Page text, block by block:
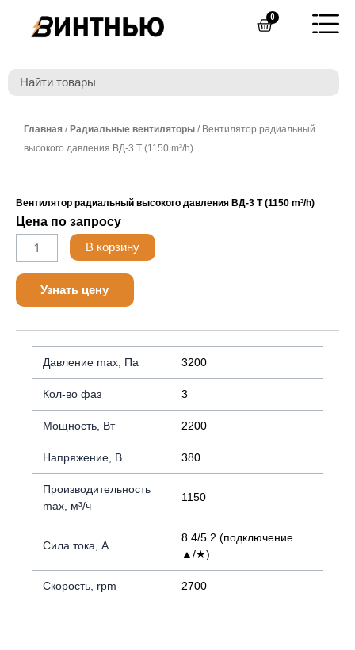
0Cart
Главная / Радиальные вентиляторы / Вентилятор радиальный
высокого давления ВД-3 Т (1150 m³/h)
Вентилятор радиальный высокого давления ВД-3 Т (1150 m³/h)
Цена по запросу
Количество
товара
Nanotek
LF24B
В корзину
Узнать цену
Давление max, Па 3200
Кол-во фаз 3
Мощность, Вт 2200
Напряжение, В 380
Производительность
max, м³/ч
1150
Сила тока, А
8.4/5.2 (подключение
▲/★)
Скорость, rpm 2700